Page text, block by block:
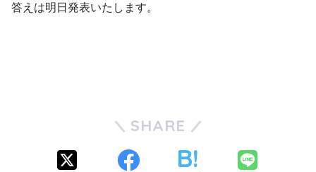
答えは明日発表いたします。
SHARE